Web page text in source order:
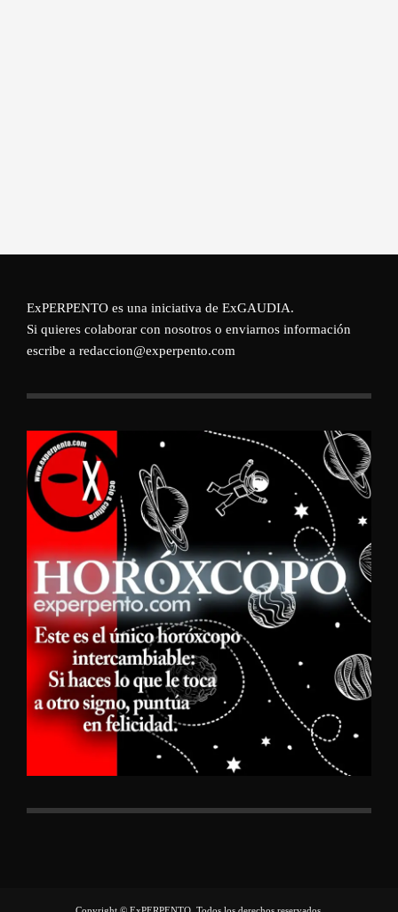
ExPERPENTO es una iniciativa de ExGAUDIA.
Si quieres colaborar con nosotros o enviarnos información
escribe a redaccion@experpento.com